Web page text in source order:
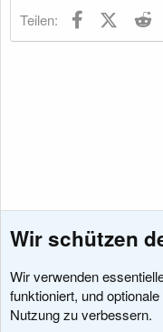
n
Teilen: Facebook
X
News
Wir schützen
Wir verwenden
funktioniert, und
Nutzung zu verbessern.